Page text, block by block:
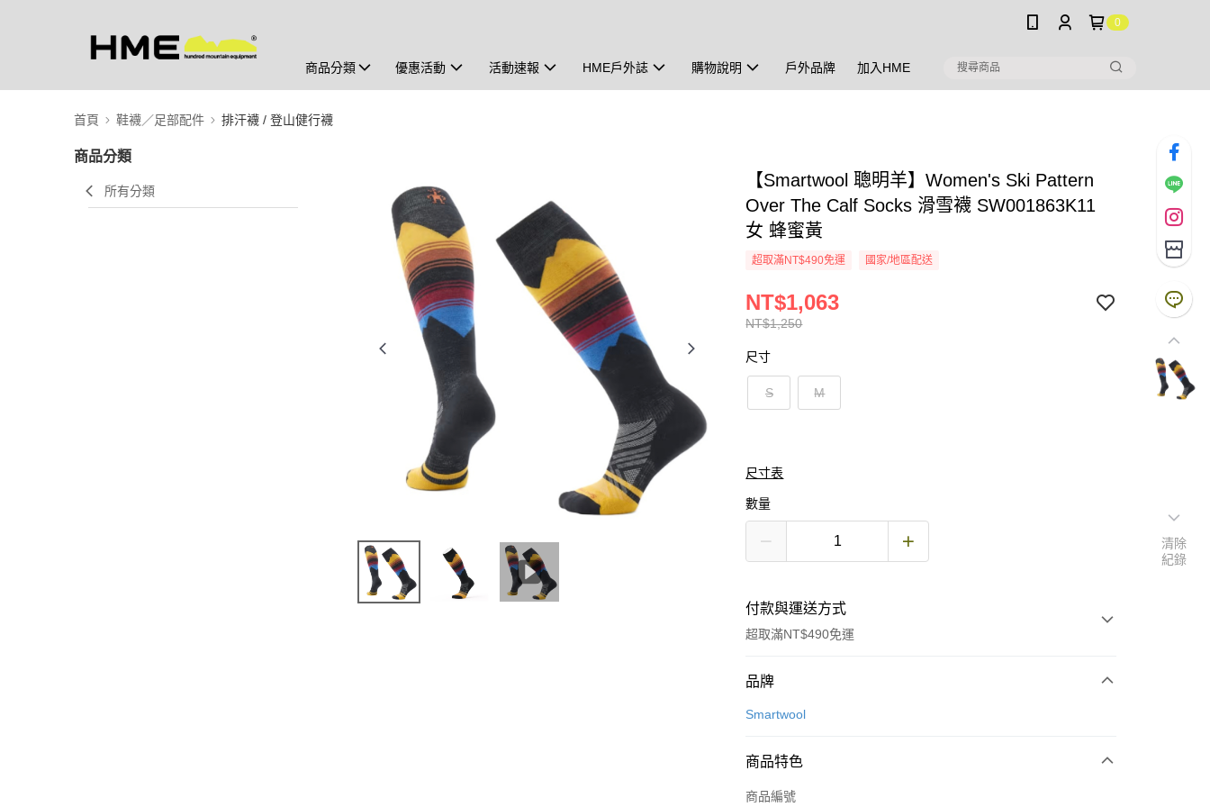
0
商品分類 優惠活動 活動速報 HME戶外誌 購物說明 戶外品牌 加入HME
首頁 鞋襪／足部配件 排汗襪 / 登山健行襪
商品分類
所有分類
【Smartwool 聰明羊】Women's Ski Pattern
Over The Calf Socks 滑雪襪 SW001863K11
女 蜂蜜黃
超取滿NT$490免運 國家/地區配送
NT$1,250
NT$1,063
尺寸
S M
尺寸表
數量
付款與運送方式
超取滿NT$490免運
付款方式
信用卡一次付款
合作金庫商業銀行
品牌
Smartwool
商品特色
商品編號
清除
紀錄